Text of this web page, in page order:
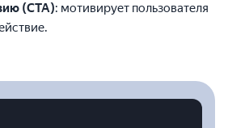
(CTA): мотивирует пользователя